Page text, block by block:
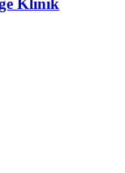
Klinik